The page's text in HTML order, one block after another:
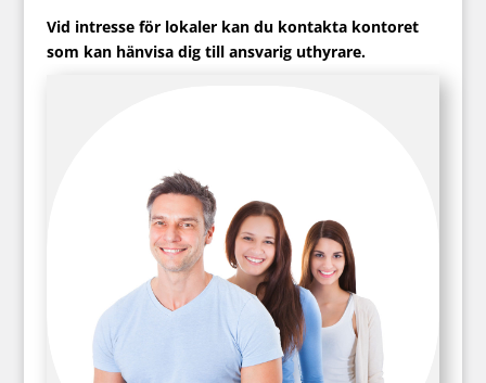
Vid intresse för lokaler kan du kontakta kontoret
som kan hänvisa dig till ansvarig uthyrare.